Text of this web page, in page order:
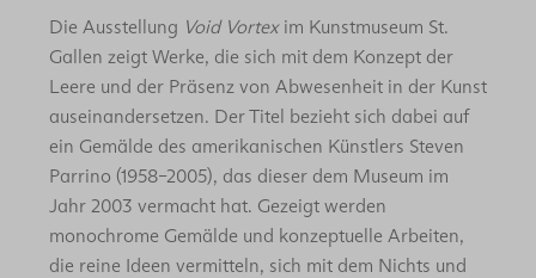
Die Ausstellung Void Vortexim Kunstmuseum St.
Gallen zeigt Werke, die sich mit dem Konzept der
Leere und der Präsenz von Abwesenheit in der Kunst
auseinandersetzen. Der Titel bezieht sich dabei auf
ein Gemälde des amerikanischen Künstlers Steven
Parrino (1958–2005), das dieser dem Museum im
Jahr 2003 vermacht hat. Gezeigt werden
monochrome Gemälde und konzeptuelle Arbeiten,
die reine Ideen vermitteln, sich mit dem Nichts und